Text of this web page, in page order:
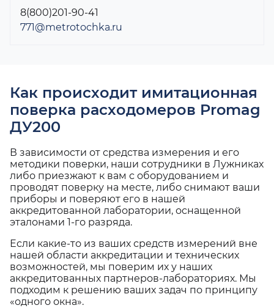
8(800)201-90-41
771@metrotochka.ru
Как происходит имитационная
поверка расходомеров Promag
ДУ200
В зависимости от средства измерения и его
методики поверки, наши сотрудники в Лужниках
либо приезжают к вам с оборудованием и
проводят поверку на месте, либо снимают ваши
приборы и поверяют его в нашей
аккредитованной лаборатории, оснащенной
эталонами 1-го разряда.
Если какие-то из ваших средств измерений вне
нашей области аккредитации и технических
возможностей, мы поверим их у наших
аккредитованных партнеров-лабораториях. Мы
подходим к решению ваших задач по принципу
«одного окна».